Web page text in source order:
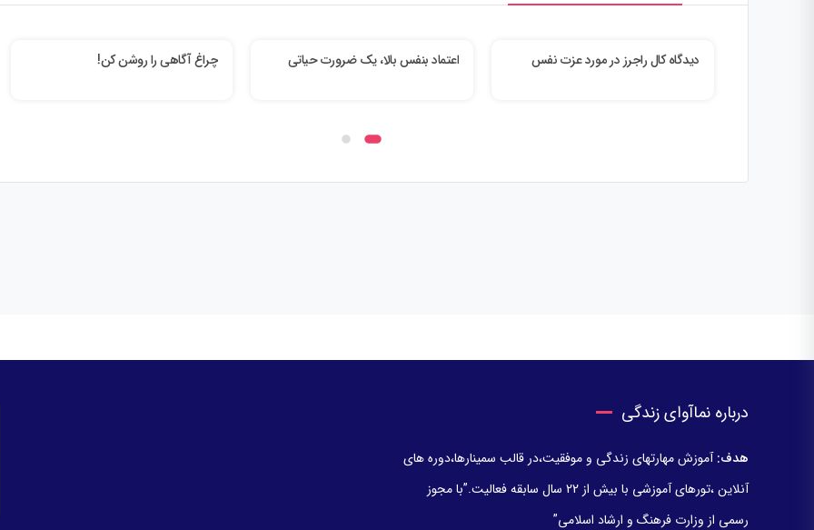
دیدگاه کال راجرز در مورد عزت نفس اعتماد بنفس بالا، یک ضرورت حیاتی چراغ آگاهی را روشن کن!
درباره نماآوای زندگی
هدف:آموزش مهارتهای زندگی و موفقیت،در قالب سمینارها،دوره های
آنلاین ،تورهای آموزشی با بیش از 22 سال سابقه فعالیت.”با مجوز
رسمی از وزارت فرهنگ و ارشاد اسلامی”